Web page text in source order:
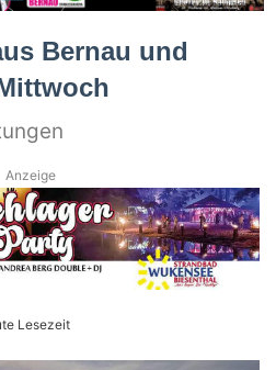
Bernau und
Anzeige
Lesezeit